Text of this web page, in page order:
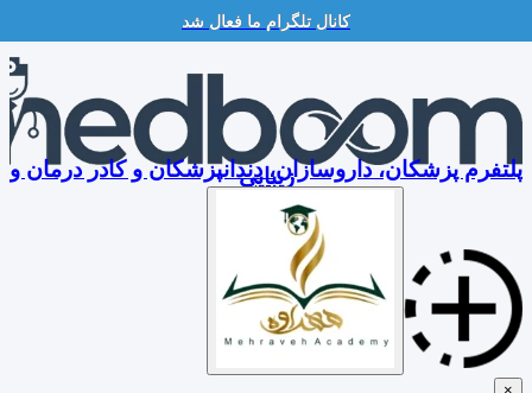
کانال تلگرام ما فعال شد
Skip
content
پلتفرم پزشکان، داروسازان، دندانپزشکان و کادر درمان و
زیبایی